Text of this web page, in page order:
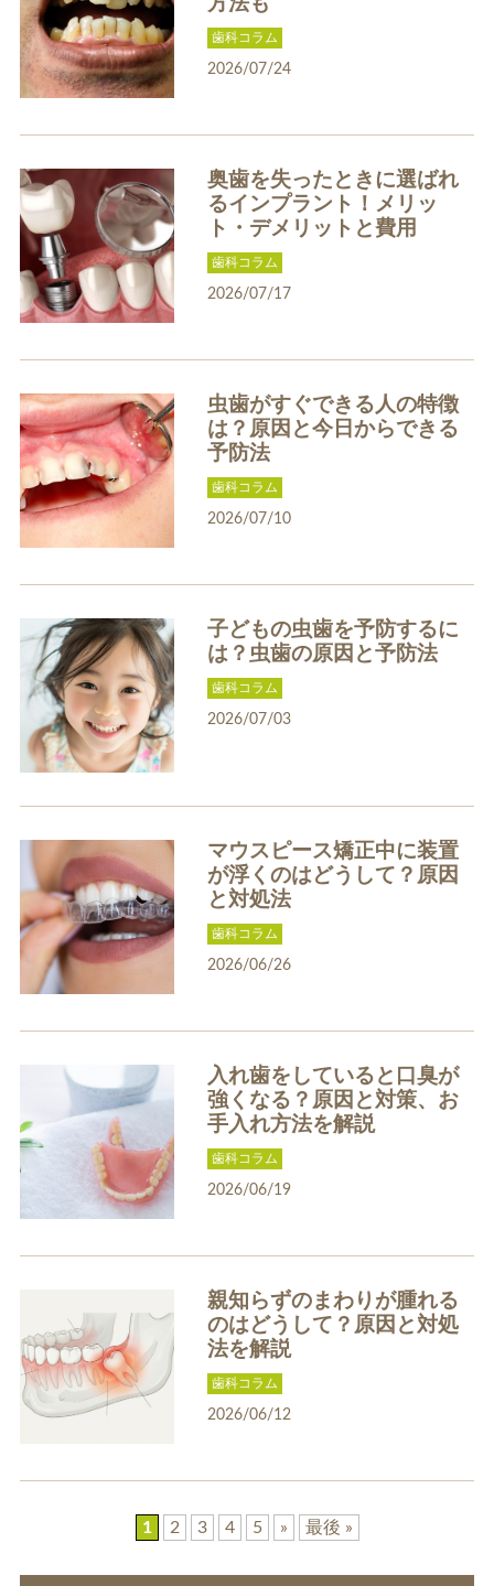
ホワイトニング
ホワイトエッセンス ホワイトニング料金表
歯周病治療 インプラント
入れ歯 矯正治療
診療時間・アクセス
採用情報
医院からのお知らせ
歯科コラム
2026/07/24
奥歯を失ったときに選ばれ
るインプラント！メリッ
ト・デメリットと費用
歯科コラム
2026/07/17
虫歯がすぐできる人の特徴
は？原因と今日からできる
予防法
歯科コラム
2026/07/10
子どもの虫歯を予防するに
は？虫歯の原因と予防法
歯科コラム
2026/07/03
マウスピース矯正中に装置
が浮くのはどうして？原因
と対処法
歯科コラム
2026/06/26
入れ歯をしていると口臭が
強くなる？原因と対策、お
手入れ方法を解説
歯科コラム
2026/06/19
親知らずのまわりが腫れる
のはどうして？原因と対処
法を解説
歯科コラム
2026/06/12
1 2 3 4 5 » 最後 »